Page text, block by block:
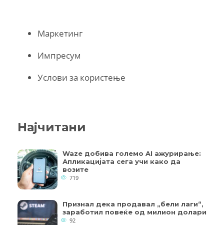
Маркетинг
Импресум
Услови за користење
Најчитани
Waze добива големо AI ажурирање:
Апликацијата сега учи како да
возите
719
Признал дека продавал „бели лаги“,
заработил повеќе од милион долари
92